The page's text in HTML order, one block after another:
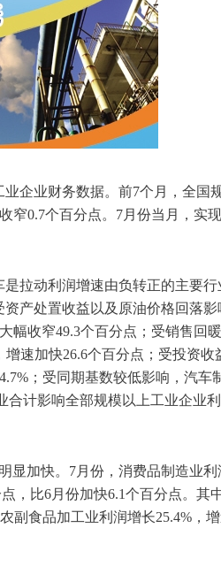
业财务数据。前7个月，全国
窄0.7个百分点。7月份当月，实
动利润增速由负转正的主要行
产处置收益以及原油价格回落
幅收窄49.3个百分点；受销售回
速加快26.6个百分点；受投资收
；受同期基数较低影响，汽车
合计影响全部规模以上工业企业
加快。7月份，消费品制造业利
，比6月份加快6.1个百分点。其
副食品加工业利润增长25.4%，